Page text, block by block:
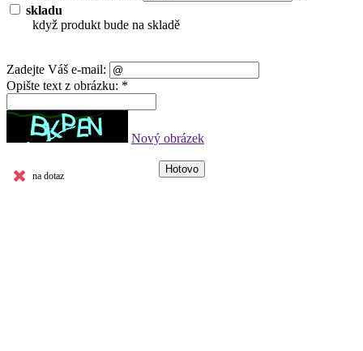
na dotaz
skladu
když produkt bude na skladě
Zadejte Váš e-mail:
Opište text z obrázku: *
Nový obrázek